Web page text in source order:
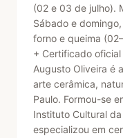
(02 e 03 de julho).
Sábado e
forno e queima
+ Certificado
Augusto Oliveira é
arte cerâmica,
Paulo. Formou-se
Instituto Cultural
especializou em